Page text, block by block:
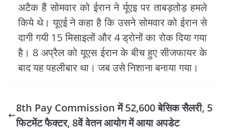
अटैक हैं सोमवार को ईरान ने र्यूएइ पर ताबड़तोड़ हमले
किये थे। यूएई ने कहा है कि उसने सोमवार को ईरान से
दागी गयी 15 मिसाइलों और 4 ड्रोनों का रोक दिया गया
है। 8 अप्रैल को यूएस ईरान के बीच हुए सीजफायर के
बाद यह पहलीबार था। जब उसे निशाना बनाया गया।
8th Pay Commission में 52,600 बेसिक सैलरी, 5
फिटमेंट फैक्टर, 8वें वेतन आयोग में आया अपडेट